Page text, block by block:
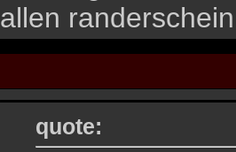
allen
quote: